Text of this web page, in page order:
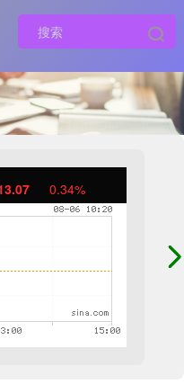
0.34%